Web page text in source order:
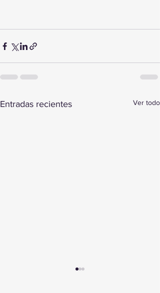
Entradas recientes Ver todo